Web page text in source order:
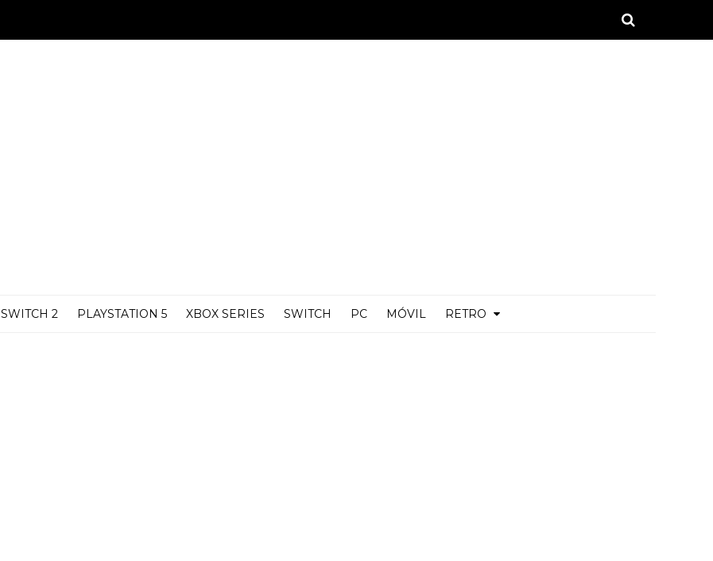
SWITCH 2 PLAYSTATION 5 XBOX SERIES SWITCH PC MÓVIL RETRO